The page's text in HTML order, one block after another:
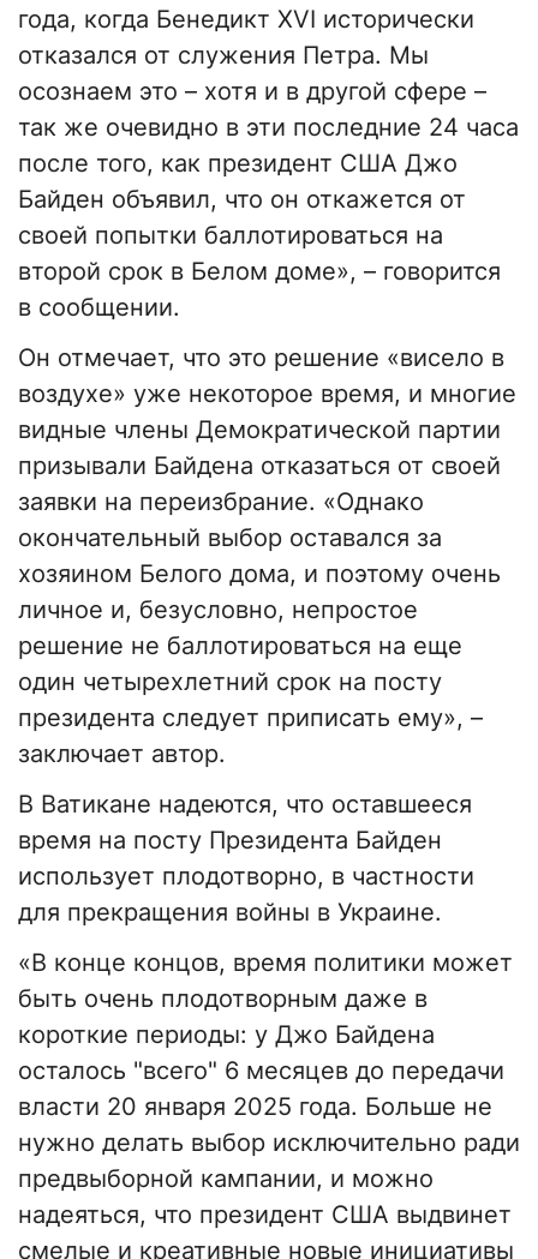
года, когда Бенедикт XVI исторически
отказался от служения Петра. Мы
осознаем это – хотя и в другой сфере –
так же очевидно в эти последние 24 часа
после того, как президент США Джо
Байден объявил, что он откажется от
своей попытки баллотироваться на
второй срок в Белом доме», – говорится
в сообщении.
Он отмечает, что это решение «висело в
воздухе» уже некоторое время, и многие
видные члены Демократической партии
призывали Байдена отказаться от своей
заявки на переизбрание. «Однако
окончательный выбор оставался за
хозяином Белого дома, и поэтому очень
личное и, безусловно, непростое
решение не баллотироваться на еще
один четырехлетний срок на посту
президента следует приписать ему», –
заключает автор.
В Ватикане надеются, что оставшееся
время на посту Президента Байден
использует плодотворно, в частности
для прекращения войны в Украине.
«В конце концов, время политики может
быть очень плодотворным даже в
короткие периоды: у Джо Байдена
осталось "всего" 6 месяцев до передачи
власти 20 января 2025 года. Больше не
нужно делать выбор исключительно ради
предвыборной кампании, и можно
надеяться, что президент США выдвинет
смелые и креативные новые инициативы